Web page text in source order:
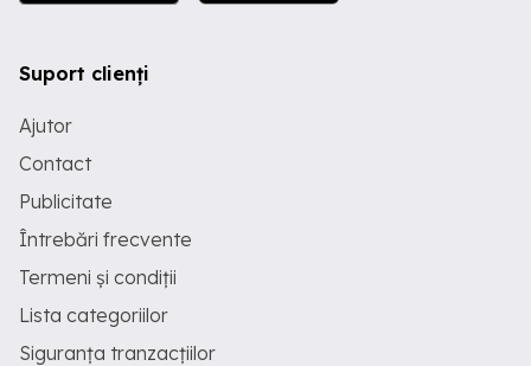
Suport clienți
Ajutor
Contact
Publicitate
Întrebări frecvente
Termeni și condiții
Lista categoriilor
Siguranța tranzacțiilor